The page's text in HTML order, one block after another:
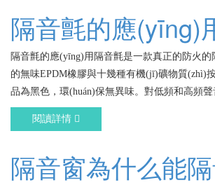
隔音氈的應(yīng)
隔音氈的應(yīng)用隔音氈是一款真正的防火
的無味EPDM橡膠與十幾種有機(jī)礦物質(zhì)按照
品為黑色，環(huán)保無異味。對低頻和高頻
閱讀詳情
隔音窗為什么能